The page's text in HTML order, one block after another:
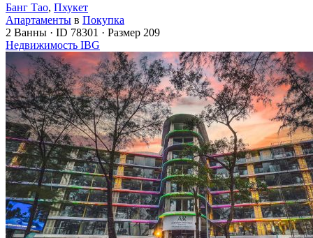
Банг Тао, Пхукет
Апартаменты в Покупка
2 Ванны · ID 78301 · Размер 209
Недвижимость IBG